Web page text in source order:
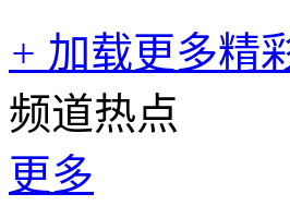
+ 加载更多精
频道热点
更多